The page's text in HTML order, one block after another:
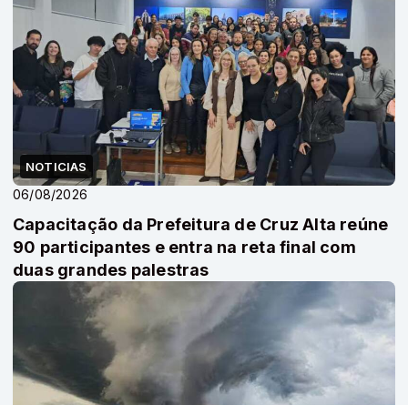
NOTICIAS
06/08/2026
Capacitação da Prefeitura de Cruz Alta reúne
90 participantes e entra na reta final com
duas grandes palestras